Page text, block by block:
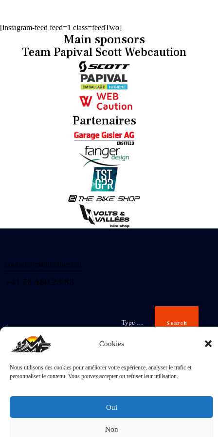
Cookies
Nous utilisons des cookies pour améliorer votre expérience, analyser le trafic et
personnaliser le contenu. Vous pouvez accepter ou refuser leur utilisation.
Oui
Non
[instagram-feed feed=1 class=feedTwo]
Main sponsors
Team Papival Scott Webcaution
Partenaires
contact@martinfanger.ch
+41 78 480 23 83
Search
Inscris-
toi
J'accepte laPolitique de confidentialité.